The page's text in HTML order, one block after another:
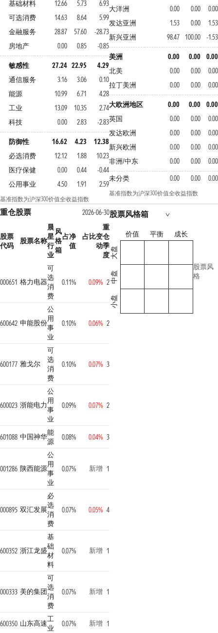
基础材料 12.66 5.73
6.93
可选消费
14.63 8.64
5.99
金融服务
28.87 57.60
-28.73
房地产
0.00 0.85 -0.85
敏感性 27.24 22.95
4.29
通信服务
3.16 3.06
0.10
能源
10.99 6.71
4.28
工业
13.09 10.35
2.74
科技
0.00 2.83 -2.83
防御性 16.62 4.23
12.38
必选消费
12.12 1.88
10.23
医疗保健
0.00 0.44
-0.44
公用事业
4.50 1.91 2.59
基准指数为沪深300价值全收益指数
大洋洲 0.00 0.00
0.00
发达亚洲
1.53 0.00
1.53
新兴亚洲
98.47 100.00 -1.53
美洲 0.00 0.00
0.00
北美
0.00 0.00
0.00
拉丁美洲
0.00 0.00 0.00
大欧洲地区 0.00 0.00
0.00
英国
0.00 0.00
0.00
发达欧洲
0.00 0.00
0.00
新兴欧洲
0.00 0.00
0.00
非洲/中东
0.00 0.00
0.00
未分类
0.00 0.00 0.00
基准指数为沪深300价值全收益指数
重仓股票 2026-06-30
股票
代码
股票名称
晨
星
行
业
风
格
箱
占净
值
占比变
动
重
仓
季
度
000651 格力电器
可
选
消
费
0.11% 0.09% 2
600642 申能股份
公
用
事
业
0.10% 0.06% 2
600177 雅戈尔
可
选
消
费
0.10% 0.07% 3
600023 浙能电力
公
用
事
业
0.09% 0.07% 2
601088 中国神华能
源
0.08% 0.04% 3
001286 陕西能源
公
用
事
业
0.07% 新增 1
000895 双汇发展
必
选
消
费
0.07% 0.05% 4
600352 浙江龙盛
基
础
材
料
0.07% 新增 1
000333 美的集团
可
选
消
费
0.07% 新增 1
600350 山东高速工
业
0.07% 新增 1
股票风格箱
价值 平衡 成长
大盘
中盘
小盘
股票风
格